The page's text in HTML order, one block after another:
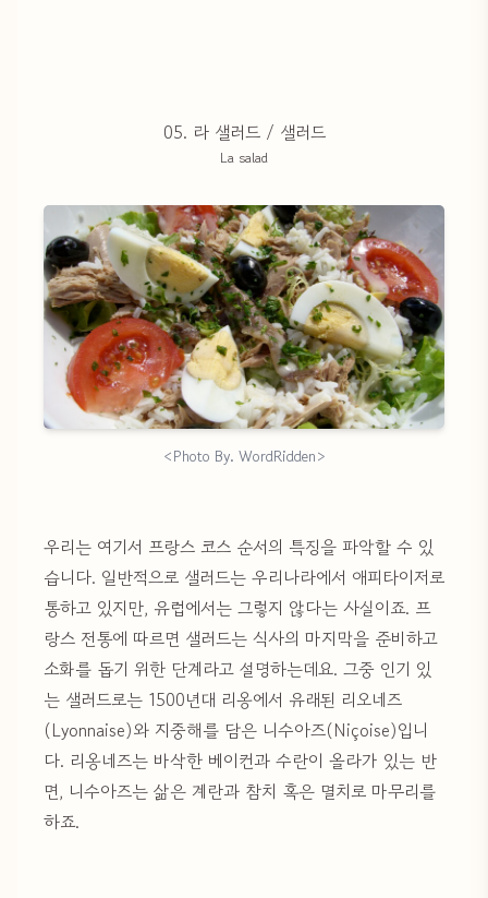
05. 라 샐러드 / 샐러드
La salad
<Photo By. WordRidden>
우리는 여기서 프랑스 코스 순서의 특징을 파악할 수 있
습니다. 일반적으로 샐러드는 우리나라에서 애피타이저로
통하고 있지만, 유럽에서는 그렇지 않다는 사실이죠. 프
랑스 전통에 따르면 샐러드는 식사의 마지막을 준비하고
소화를 돕기 위한 단계라고 설명하는데요. 그중 인기 있
는 샐러드로는 1500년대 리옹에서 유래된 리오네즈
(Lyonnaise)와 지중해를 담은 니수아즈(Niçoise)입니
다. 리옹네즈는 바삭한 베이컨과 수란이 올라가 있는 반
면, 니수아즈는 삶은 계란과 참치 혹은 멸치로 마무리를
하죠.